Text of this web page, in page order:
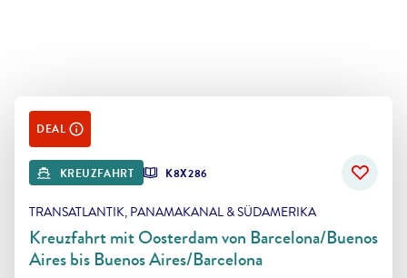
DEAL
KREUZFAHRT K8X286
TRANSATLANTIK, PANAMAKANAL & SÜDAMERIKA
Kreuzfahrt mit Oosterdam von Barcelona/Buenos
Aires bis Buenos Aires/Barcelona